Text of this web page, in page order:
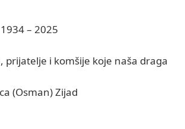
1934 – 2025
prijatelje i komšije koje naša draga
(Osman) Zijad